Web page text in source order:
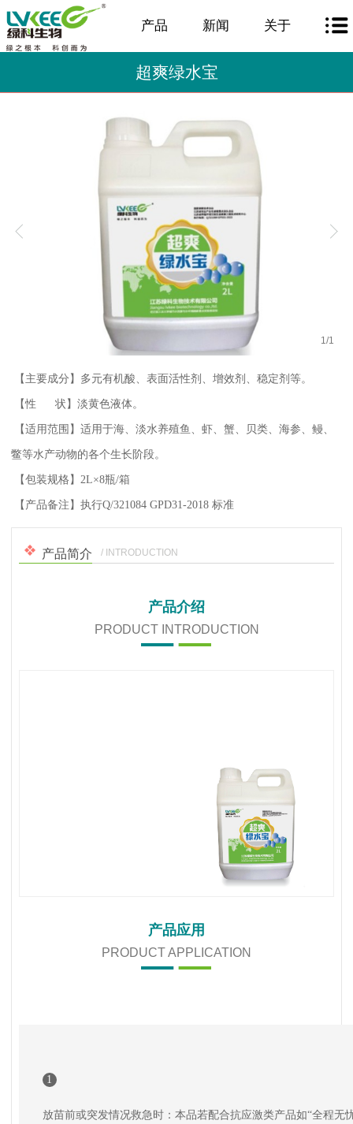
产品 新闻 关于
超爽绿水宝
1 /1
【主要成分】多元有机酸、表面活性剂、增效剂、稳定剂等。
【性 状】淡黄色液体。
【适用范围】适用于海、淡水养殖鱼、虾、蟹、贝类、海参、鳗、
鳖等水产动物的各个生长阶段。
【包装规格】 2L×8瓶/箱
【产品备注】 执行Q/321084 GPD31-2018 标准
产品简介 / INTRODUCTION
产品介绍
PRODUCT INTRODUCTION
产品应用
PRODUCT APPLICATION
1
放苗前或突发情况救急时：本品若配合抗应激类产品如“全程无